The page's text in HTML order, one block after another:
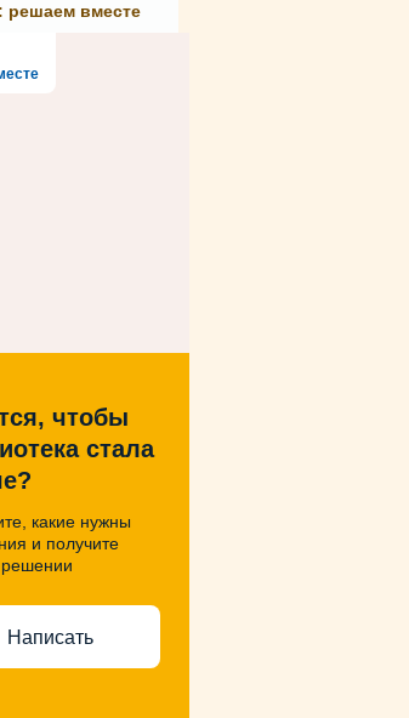
решаем вместе
чтобы
стала
какие нужны
и получите
решении
Написать